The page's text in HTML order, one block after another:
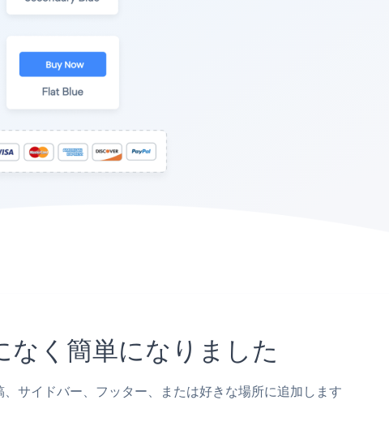
く簡単になりました
サイドバー、フッター、または好きな場所に追加します